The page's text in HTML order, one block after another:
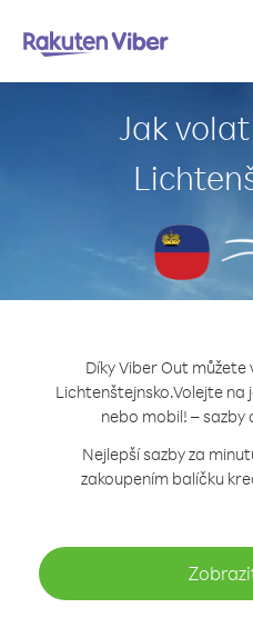
Jak
Díky Viber Out
Lichtenštejnsko.Volejte na
nebo mobil! – sazby
Nejlepší sazby za
zakoupením balíčku